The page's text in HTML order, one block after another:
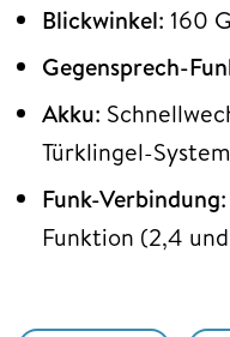
Blickwinkel: 160
Gegensprech-
Akku:
Türklingel-
Funk-Verbindung
Funktion (2,4